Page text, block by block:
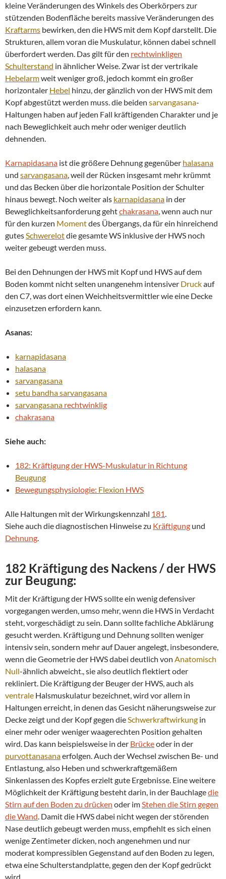
kleine Veränderungen des Winkels des Oberkörpers zur
stützenden Bodenfläche bereits massive Veränderungen des
Kraftarms bewirken, den die HWS mit dem Kopf darstellt. Die
Strukturen, allem voran die Muskulatur, können dabei schnell
überfordert werden. Das gilt für den rechtwinkligen
Schulterstand in ähnlicher Weise. Zwar ist der vertrikale
Hebelarmweit weniger groß, jedoch kommt ein großer
horizontaler Hebel hinzu, der gänzlich von der HWS mit dem
Kopf abgestützt werden muss. die beiden sarvangasana-
Haltungen haben auf jeden Fall kräftigenden Charakter und je
nach Beweglichkeit auch mehr oder weniger deutlich
dehnenden.
Karnapidasana ist die größere Dehnung gegenüber halasana
und sarvangasana, weil der Rücken insgesamt mehr krümmt
und das Becken über die horizontale Position der Schulter
hinaus bewegt. Noch weiter als karnapidasana in der
Beweglichkeitsanforderung gehtchakrasana, wenn auch nur
für den kurzen Momentdes Übergangs, da für ein hinreichend
gutesSchwerelotdie gesamte WS inklusive der HWS noch
weiter gebeugt werden muss.
Bei den Dehnungen der HWS mit Kopf und HWS auf dem
Boden kommt nicht selten unangenehm intensiver Druckauf
den C7, was dort einen Weichheitsvermittler wie eine Decke
einzusetzen erfordern kann.
Asanas:
karnapidasana
halasana
sarvangasana
setu bandhasarvangasana
sarvangasana rechtwinklig
chakrasana
Siehe auch:
182: Kräftigung der HWS-Muskulatur in Richtung
Beugung
Bewegungsphysiologie: Flexion HWS
Alle Haltungen mit der Wirkungskennzahl 181.
Siehe auch die diagnostischen Hinweise zu Kräftigung und
Dehnung.
182 Kräftigung des Nackens / der HWS
zur Beugung:
Mit der Kräftigung der HWS sollte ein wenig defensiver
vorgegangen werden, umso mehr, wenn die HWS in Verdacht
steht, vorgeschädigt zu sein. Dann sollte fachliche Abklärung
gesucht werden. Kräftigung und Dehnung sollten weniger
intensiv sein, sondern mehr auf Dauer angelegt, insbesondere,
wenn die Geometrie der HWS dabei deutlich von Anatomisch
Null-ähnlich abweicht., sie also deutlich flektiert oder
rekliniert. Die Kräftigung der Beuger der HWS, auch als
ventrale Halsmuskulatur bezeichnet, wird vor allem in
Haltungen erreicht, in denen das Gesicht näherungsweise zur
Decke zeigt und der Kopf gegen dieSchwerkraftwirkung in
einer mehr oder weniger waagerechten Position gehalten
wird. Das kann beispielsweise in der Brückeoder in der
purvottanasanaerfolgen. Auch der Wechsel zwischen Be- und
Entlastung, also Heben und schwerkraftgemäßem
Sinkenlassen des Kopfes erzielt gute Ergebnisse. Eine weitere
Möglichkeit der Kräftigung besteht darin, in der Bauchlagedie
Stirn auf den Boden zu drücken oder imStehen die Stirn gegen
die Wand. Damit die HWS dabei nicht wegen der störenden
Nase deutlich gebeugt werden muss, empfiehlt es sich einen
wenige Zentimeter dicken, noch angenehmen und nur
moderat kompressiblen Gegenstand auf den Boden zu legen,
etwa eine Schulterstandplatte, gegen den der Kopf gedrückt
wird.